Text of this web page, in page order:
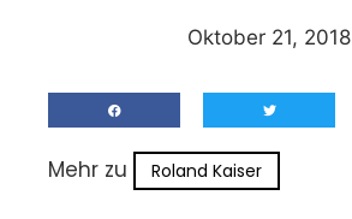
Oktober 21, 2018
Mehr zu Roland Kaiser